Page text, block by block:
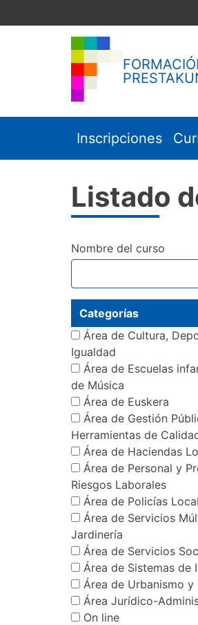
to
Inscripciones
Listado
Nombre del curso
Categorías
Área de Cultura,
Igualdad
Área de Escuelas
de Música
Área de Euskera
Área de Gestión
Herramientas de
Área de Haciendas
Área de Personal y
Riesgos Laborales
Área de Policías
Área de Servicios
Jardinería
Área de Servicios
Área de Sistemas de
Área de Urbanismo
Área Jurídico-
On line